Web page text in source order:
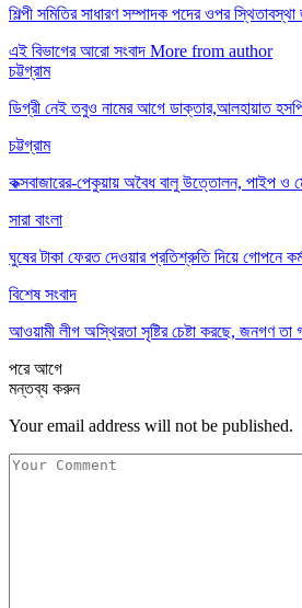
শিল্পী সমিতির সাধারণ সম্পাদক পদের ওপর স্থিতাবস্থা
এই বিভাগের আরো সংবাদ More from author
চট্টগ্রাম
ডিগ্রী নেই তবুও নামের আগে ডাক্তার,আলহায়াত
চট্টগ্রাম
কক্সবাজারের-পেকুয়ায় অবৈধ বালু উত্তোলন, পাইপ ও
সারা বাংলা
ঘুষের টাকা ফেরত দেওয়ার প্রতিশ্রুতি দিয়ে গোপনে
বিশেষ সংবাদ
আওয়ামী লীগ অস্থিরতা সৃষ্টির চেষ্টা করছে, জনগণ তা
পরেআগে
মন্তব্য করুন
Your email address will not be published.